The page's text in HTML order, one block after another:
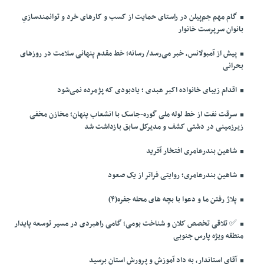
گام مهم جم‌پیلن در راستای حمایت از کسب و کارهای خرد و توانمندسازیِ
بانوان سرپرست خانوار
پیش از آمبولانس، خبر می‌رسد/ رسانه؛ خط مقدم پنهانی سلامت در روزهای
بحرانی
اقدام زیبای خانواده اکبر عبدی ؛ یادبودی که پژمرده نمی‌شود
سرقت نفت از خط لوله ملی گوره-جاسک با انشعاب پنهان؛ مخازن مخفی
زیرزمینی در دشتی کشف و مدیرکل سابق بازداشت شد
شاهین بندرعامری افتخار آفرید
شاهین بندرعامری؛ روایتی فراتر از یک صعود
پلاژ رفتن ما و دعوا با بچه های محله جفره(۴)
✅️ تلاقی تخصص کلان و شناخت بومی؛ گامی راهبردی در مسیر توسعه پایدار
منطقه ویژه پارس جنوبی
آقای استاندار، به داد آموزش و پرورش استان برسید